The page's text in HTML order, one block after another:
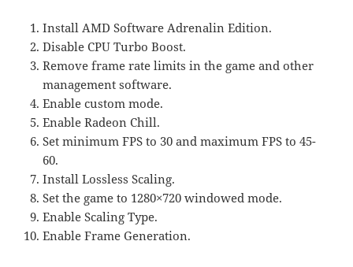
Install AMD Software Adrenalin Edition.
Disable CPU Turbo Boost.
Remove frame rate limits in the game and other
management software.
Enable custom mode.
Enable Radeon Chill.
Set minimum FPS to 30 and maximum FPS to 45-
60.
Install Lossless Scaling.
Set the game to 1280×720 windowed mode.
Enable Scaling Type.
Enable Frame Generation.